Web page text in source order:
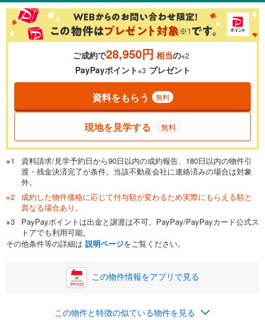
ご成約で28,950円 相当の※2
PayPayポイント※3 プレゼント
資料をもらう 無料
現地を見学する 無料
資料請求/見学予約日から90日以内の成約報告、180日以内の物件引
渡・残金決済完了が条件。当該不動産会社に連絡済みの場合は対象
外。
成約した物件価格に応じて付与額が変わるため実際にもらえる額と
異なる場合あり。
PayPayポイントは出金と譲渡は不可。PayPay/PayPayカード公式ス
トアでも利用可能。
その他条件等の詳細は 説明ページをご覧ください。
この物件情報をアプリで見る
この物件と特徴の似ている物件を見る